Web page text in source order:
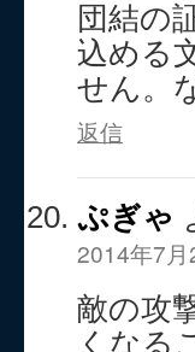
団結の
込める
せん。
返信
ぷぎゃ
2014年7
敵の攻
くなる